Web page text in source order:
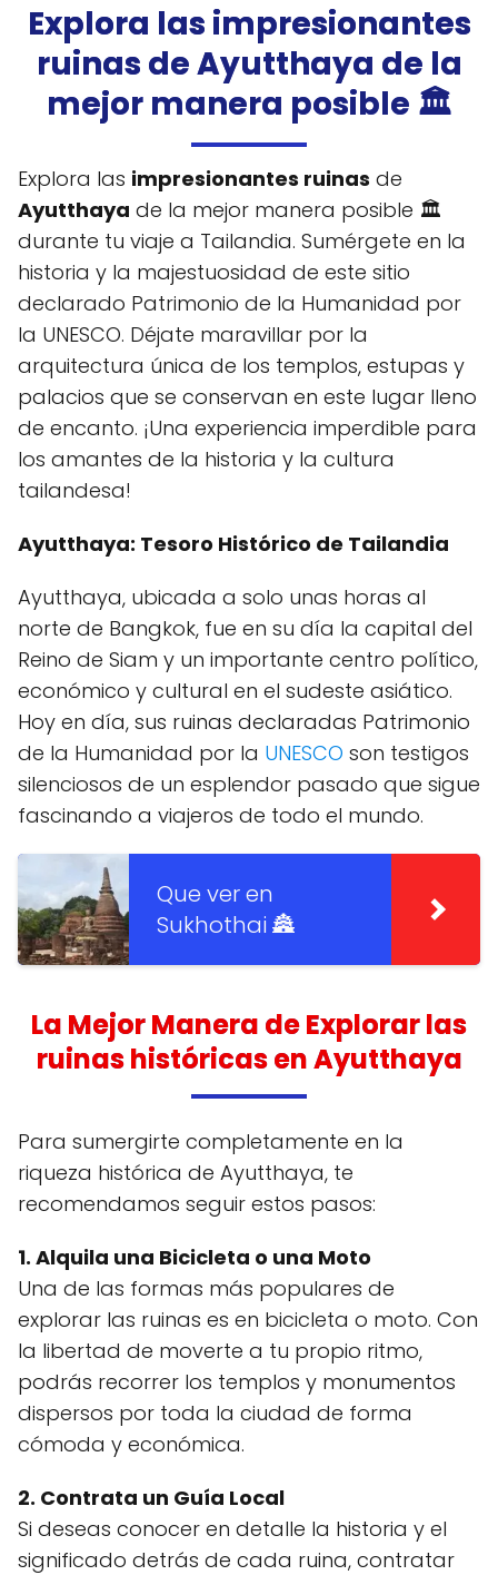
Explora las impresionantes
ruinas de Ayutthaya de la
mejor manera posible 🏛️
Explora las impresionantes ruinas de
Ayutthaya de la mejor manera posible 🏛️
durante tu viaje a Tailandia. Sumérgete en la
historia y la majestuosidad de este sitio
declarado Patrimonio de la Humanidad por
la UNESCO. Déjate maravillar por la
arquitectura única de los templos, estupas y
palacios que se conservan en este lugar lleno
de encanto. ¡Una experiencia imperdible para
los amantes de la historia y la cultura
tailandesa!
Ayutthaya: Tesoro Histórico de Tailandia
Ayutthaya, ubicada a solo unas horas al
norte de Bangkok, fue en su día la capital del
Reino de Siam y un importante centro político,
económico y cultural en el sudeste asiático.
Hoy en día, sus ruinas declaradas Patrimonio
de la Humanidad por la UNESCO son testigos
silenciosos de un esplendor pasado que sigue
fascinando a viajeros de todo el mundo.
Que ver en
Sukhothai 🏯
La Mejor Manera de Explorar las
ruinas históricas en Ayutthaya
Para sumergirte completamente en la
riqueza histórica de Ayutthaya, te
recomendamos seguir estos pasos:
1. Alquila una Bicicleta o una Moto
Una de las formas más populares de
explorar las ruinas es en bicicleta o moto. Con
la libertad de moverte a tu propio ritmo,
podrás recorrer los templos y monumentos
dispersos por toda la ciudad de forma
cómoda y económica.
2. Contrata un Guía Local
Si deseas conocer en detalle la historia y el
significado detrás de cada ruina, contratar